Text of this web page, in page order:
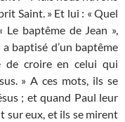
Saint. » Et lui : « Quel
Le baptême de Jean »,
baptisé d’un baptême
de croire en celui qui
» A ces mots, ils se
; et quand Paul leur
sur eux, et ils se mirent